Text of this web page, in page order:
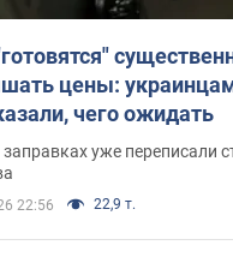
цены:
чего ожидать
уже переписали
22:56 22,9 т.